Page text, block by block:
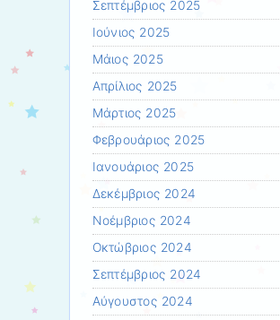
Σεπτέμβριος 2025
Ιούνιος 2025
Μάιος 2025
Απρίλιος 2025
Μάρτιος 2025
Φεβρουάριος 2025
Ιανουάριος 2025
Δεκέμβριος 2024
Νοέμβριος 2024
Οκτώβριος 2024
Σεπτέμβριος 2024
Αύγουστος 2024